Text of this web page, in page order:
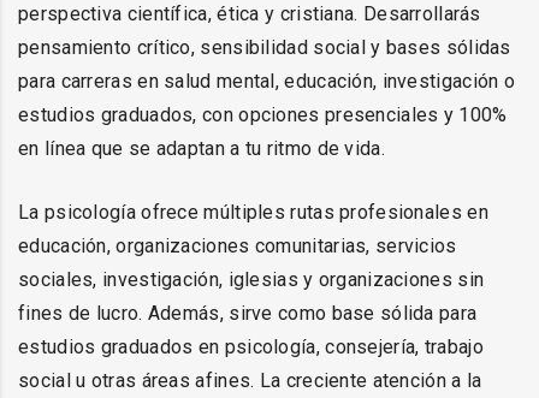
perspectiva científica, ética y cristiana. Desarrollarás
pensamiento crítico, sensibilidad social y bases sólidas
para carreras en salud mental, educación, investigación o
estudios graduados, con opciones presenciales y 100%
en línea que se adaptan a tu ritmo de vida.
La psicología ofrece múltiples rutas profesionales en
educación, organizaciones comunitarias, servicios
sociales, investigación, iglesias y organizaciones sin
fines de lucro. Además, sirve como base sólida para
estudios graduados en psicología, consejería, trabajo
social u otras áreas afines. La creciente atención a la